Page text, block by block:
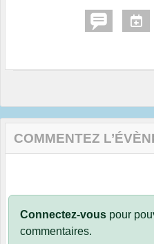
COMMENTEZ
Connectez-vous pour
commentaires.